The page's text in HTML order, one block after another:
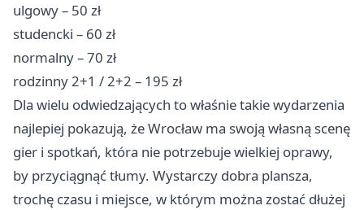
ulgowy – 50 zł
studencki – 60 zł
normalny – 70 zł
rodzinny 2+1 / 2+2 – 195 zł
Dla wielu odwiedzających to właśnie takie wydarzenia
najlepiej pokazują, że Wrocław ma swoją własną scenę
gier i spotkań, która nie potrzebuje wielkiej oprawy,
by przyciągnąć tłumy. Wystarczy dobra plansza,
trochę czasu i miejsce, w którym można zostać dłużej